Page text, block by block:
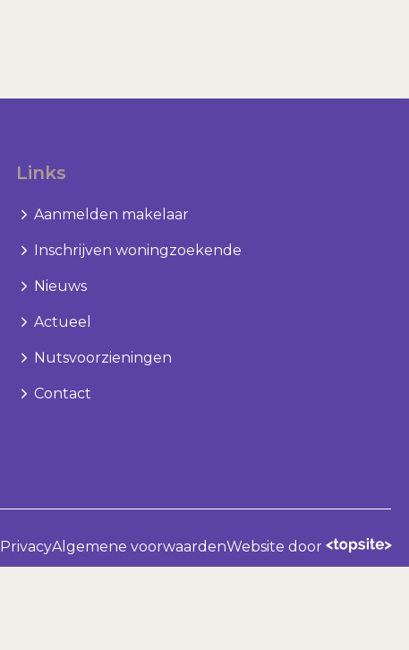
Links
Aanmelden makelaar
Inschrijven woningzoekende
Nieuws
Actueel
Nutsvoorzieningen
Contact
PrivacyAlgemene voorwaardenWebsite door